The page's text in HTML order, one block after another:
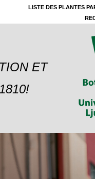
LISTE DES PLANTES
ET